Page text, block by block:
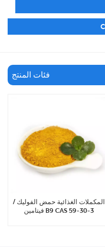
فئات المنتج
المكملات الغذائية حمض الفوليك /
فيتامين B9 CAS 59-30-3